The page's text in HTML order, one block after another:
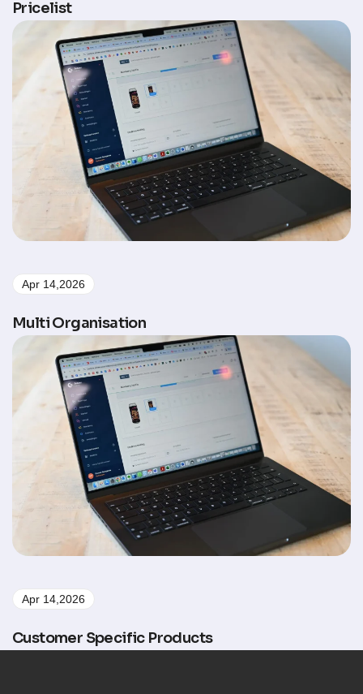
Pricelist
Apr 14,2026
Multi Organisation
Apr 14,2026
Customer Specific Products